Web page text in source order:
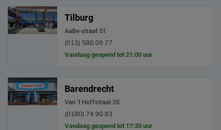
Tilburg
AaBe-straat 51
(013) 580 09 77
Vandaag geopend tot 21:00 uur
Barendrecht
Van ’t Hoffstraat 20
(0180) 74 90 83
Vandaag geopend tot 17:30 uur